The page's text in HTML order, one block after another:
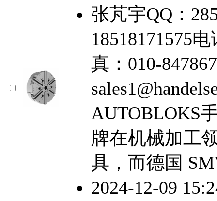
张芃宇QQ：
18518171575
真：010-
AUTOBLOKS
牌在机械加工
具，而德国
2024-12-09